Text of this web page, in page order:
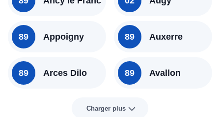
89 Appoigny
89 Arces Dilo
89 Auxerre
89 Avallon
Charger plus